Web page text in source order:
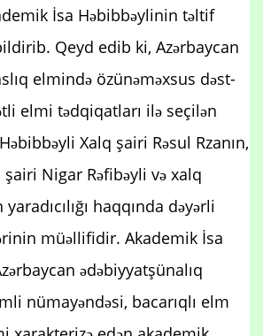
İsa Həbibbəylinin təltif
Qeyd edib ki, Azərbaycan
elmində özünəməxsus dəst-
elmi tədqiqatları ilə seçilən
Xalq şairi Rəsul Rzanın,
Nigar Rəfibəyli və xalq
yaradıcılığı haqqında dəyərli
müəllifidir. Akademik İsa
ədəbiyyatşünalıq
nümayəndəsi, bacarıqlı elm